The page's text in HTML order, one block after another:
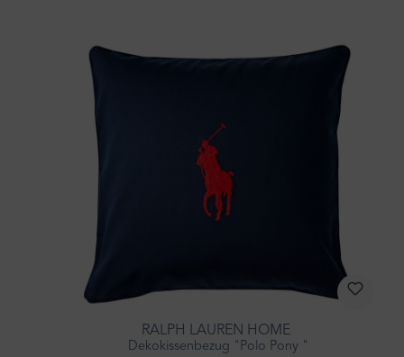
RALPH LAUREN HOME
Dekokissenbezug "Polo Pony "